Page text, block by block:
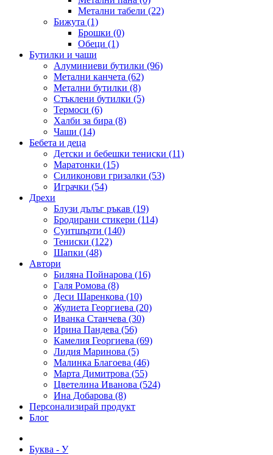
Метални табели (22)
Бижута (1)
Брошки (0)
Обеци (1)
Бутилки и чаши
Алуминиеви бутилки (96)
Метални канчета (62)
Метални бутилки (8)
Стъклени бутилки (5)
Термоси (6)
Халби за бира (8)
Чаши (14)
Бебета и деца
Детски и бебешки тениски (11)
Маратонки (15)
Силиконови гризалки (53)
Играчки (54)
Дрехи
Блузи дълъг ръкав (19)
Бродирани стикери (114)
Суитшърти (140)
Тениски (122)
Шапки (48)
Автори
Биляна Пойнарова (16)
Галя Ромова (8)
Деси Шаренкова (10)
Жулиета Георгиева (20)
Иванка Станчева (30)
Ирина Пандева (56)
Камелия Георгиева (69)
Лидия Маринова (5)
Малинка Благоева (46)
Марта Димитрова (55)
Цветелина Иванова (524)
Ина Добарова (8)
Персонализирай продукт
Блог
Буква - У